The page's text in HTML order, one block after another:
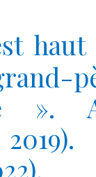
haut
».